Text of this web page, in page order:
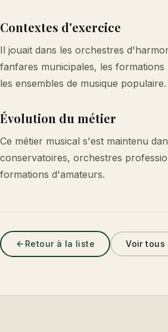
Contextes d'exercice
Il jouait dans les orchestres
fanfares municipales, les formations
les ensembles de musique populaire.
Évolution du métier
Ce métier musical s'est maintenu
conservatoires, orchestres
formations d'amateurs.
Retour à la liste Voir tous